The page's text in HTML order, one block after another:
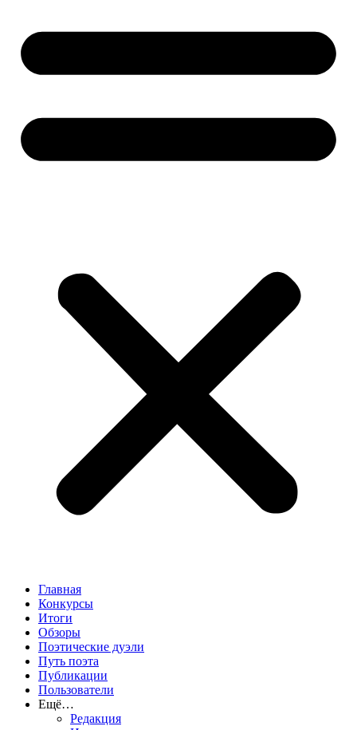
Главная
Конкурсы
Итоги
Обзоры
Поэтические дуэли
Путь поэта
Публикации
Пользователи
Ещё…
Редакция